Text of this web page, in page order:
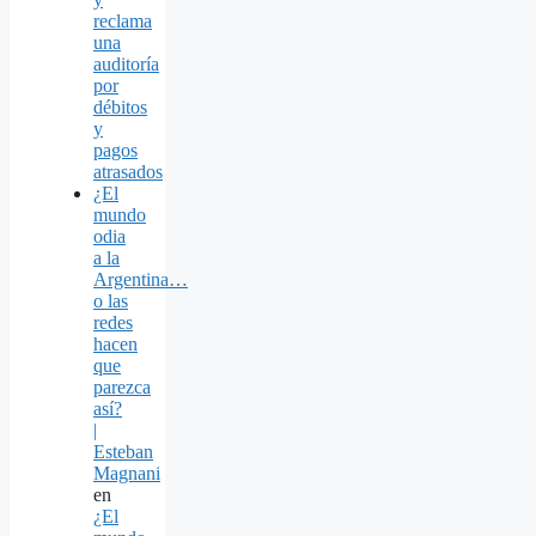
reclama
una
auditoría
por
débitos
y
pagos
atrasados
¿El
mundo
odia
a la
Argentina…
o las
redes
hacen
que
parezca
así?
|
Esteban
Magnani
en
¿El